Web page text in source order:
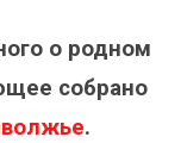
о родном
собрано
.